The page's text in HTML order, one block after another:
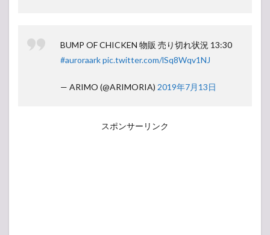
BUMP OF CHICKEN 物販 売り切れ状況 13:30
#auroraarkpic.twitter.com/lSq8Wqv1NJ
— ARIMO (@ARIMORIA) 2019年7月13日
スポンサーリンク